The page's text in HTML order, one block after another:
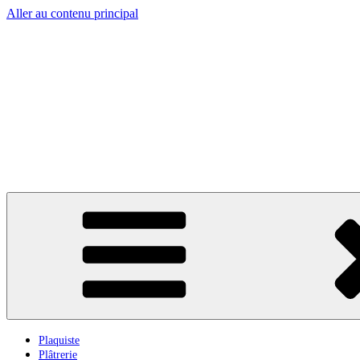
Aller au contenu principal
Plaquiste
Plâtrerie